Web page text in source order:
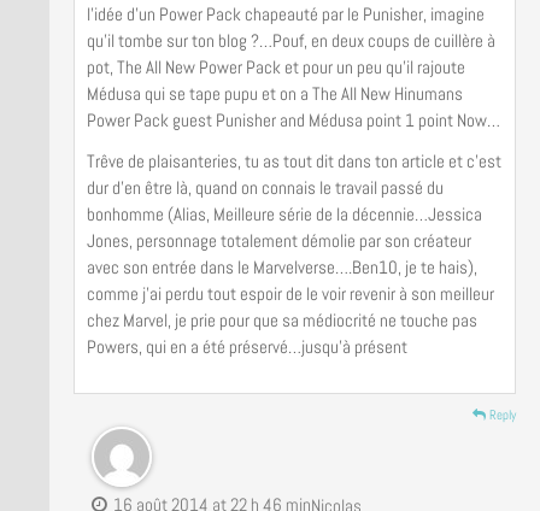
l’idée d’un Power Pack chapeauté par le Punisher, imagine
qu’il tombe sur ton blog ?…Pouf, en deux coups de cuillère à
pot, The All New Power Pack et pour un peu qu’il rajoute
Médusa qui se tape pupu et on a The All New Hinumans
Power Pack guest Punisher and Médusa point 1 point Now…
Trêve de plaisanteries, tu as tout dit dans ton article et c’est
dur d’en être là, quand on connais le travail passé du
bonhomme (Alias, Meilleure série de la décennie…Jessica
Jones, personnage totalement démolie par son créateur
avec son entrée dans le Marvelverse….Ben10, je te hais),
comme j’ai perdu tout espoir de le voir revenir à son meilleur
chez Marvel, je prie pour que sa médiocrité ne touche pas
Powers, qui en a été préservé…jusqu’à présent
Reply
Nicolas
16 août 2014 at 22 h 46 min